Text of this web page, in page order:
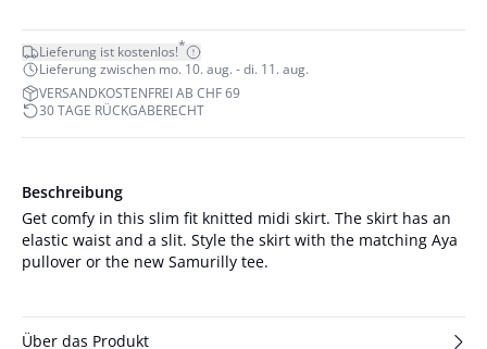
Lieferung ist kostenlos!*
Lieferung zwischen mo. 10. aug. - di. 11. aug.
VERSANDKOSTENFREI AB CHF 69
30 TAGE RÜCKGABERECHT
Beschreibung
Get comfy in this slim fit knitted midi skirt. The skirt has an
elastic waist and a slit. Style the skirt with the matching Aya
pullover or the new Samurilly tee.
Über das Produkt